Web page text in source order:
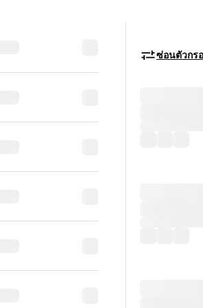
ซ่อนตัวกร